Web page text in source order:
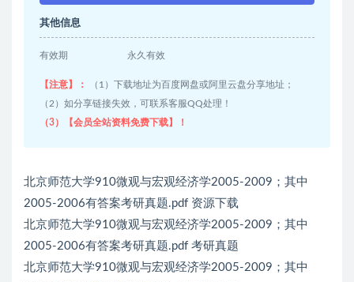
其他信息
有效期 永久有效
【注意】：
（1）下载地址为百度网盘或阿里云盘分享地址；
（2）如分享链接失效，可联系客服QQ处理！
（3）【会员全站资料免费下载】！
北京师范大学910微观与宏观经济学2005-2009；其中
2005-2006有答案考研真题.pdf 资源下载
北京师范大学910微观与宏观经济学2005-2009；其中
2005-2006有答案考研真题.pdf 考研真题
北京师范大学910微观与宏观经济学2005-2009；其中